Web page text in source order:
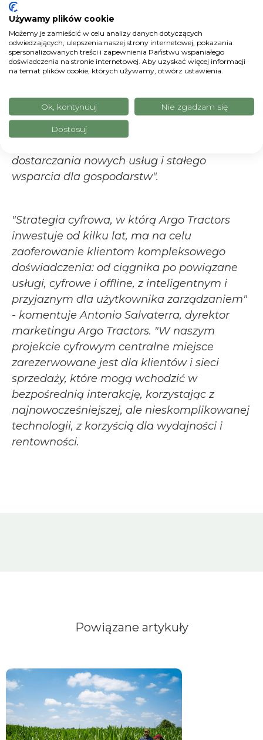
bardziej wydajny i zrównoważony sposób.
Maszyny rolnicze stanowią nieocenione
źródło danych i cieszymy się, że możemy
współpracować przy tym projekcie z
Tractors. Posiadanie narzędzi do analizy i
przetwarzania danych jest w rzeczywistości
pierwszym krokiem w kierunku
dostarczania nowych usług i stałego
wsparcia dla gospodarstw".
"Strategia cyfrowa, w którą Argo Tractors
inwestuje od kilku lat, ma na celu
zaoferowanie klientom kompleksowego
doświadczenia: od ciągnika po powiązane
usługi, cyfrowe i offline, z inteligentnym i
przyjaznym dla użytkownika zarządzaniem"
- komentuje Antonio Salvaterra, dyrektor
marketingu Argo Tractors. "W naszym
projekcie cyfrowym centralne miejsce
zarezerwowane jest dla klientów i sieci
sprzedaży, które mogą wchodzić w
bezpośrednią interakcję, korzystając z
najnowocześniejszej, ale nieskomplikowanej
technologii, z korzyścią dla wydajności i
rentowności.
Powiązane artykuły
Używamy plików cookie
Możemy je zamieścić w celu analizy danych dotyczących
odwiedzających, ulepszenia naszej strony internetowej, pokazania
spersonalizowanych treści i zapewnienia Państwu wspaniałego
doświadczenia na stronie internetowej. Aby uzyskać więcej informacji
na temat plików cookie, których używamy, otwórz ustawienia.
Ok, kontynuuj Nie zgadzam się
Dostosuj